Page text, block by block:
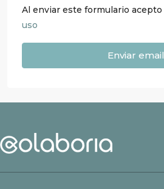
Al enviar este formulario acepto
uso
Enviar email